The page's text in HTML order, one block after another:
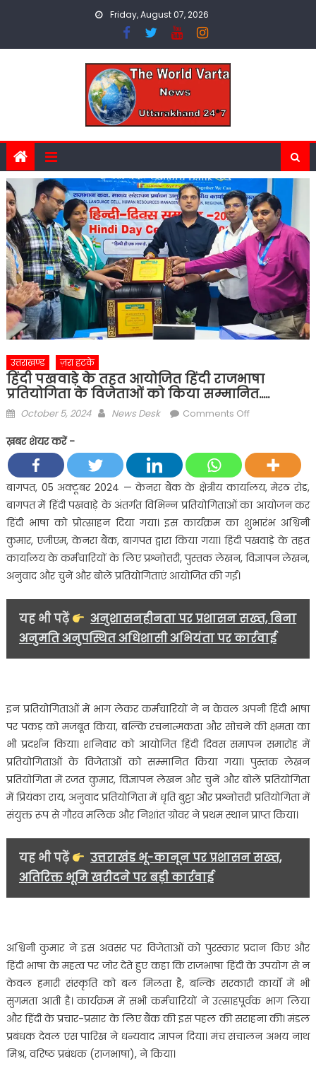
Friday, August 07, 2026
उत्तराखण्ड ज़रा हटके
हिंदी पखवाड़े के तहत आयोजित हिंदी राजभाषा
प्रतियोगिता के विजेताओं को किया सम्मानित…..
Posted
October 5, 2024 Author
News Desk Comments Offon
के
तहत
आयोजित
हिंदी
राजभाषा
प्रतियोगिता
के
सम्मानित…..
ख़बर शेयर करें -
बागपत, 05 अक्टूबर 2024 — केनरा बैंक के क्षेत्रीय कार्यालय, मेरठ रोड,
बागपत में हिंदी पखवाड़े के अंतर्गत विभिन्न प्रतियोगिताओं का आयोजन कर
हिंदी भाषा को प्रोत्साहन दिया गया। इस कार्यक्रम का शुभारंभ अश्विनी
कुमार, एजीएम, केनरा बैंक, बागपत द्वारा किया गया। हिंदी पखवाड़े के तहत
कार्यालय के कर्मचारियों के लिए प्रश्नोत्तरी, पुस्तक लेखन, विज्ञापन लेखन,
अनुवाद और चुनें और बोलें प्रतियोगिताएं आयोजित की गईं।
यह भी पढ़ें
अनुशासनहीनता पर प्रशासन सख्त, बिना
अनुमति अनुपस्थित अधिशासी अभियंता पर कार्रवाई
इन प्रतियोगिताओं में भाग लेकर कर्मचारियों ने न केवल अपनी हिंदी भाषा
पर पकड़ को मजबूत किया, बल्कि रचनात्मकता और सोचने की क्षमता का
भी प्रदर्शन किया। शनिवार को आयोजित हिंदी दिवस समापन समारोह में
प्रतियोगिताओं के विजेताओं को सम्मानित किया गया। पुस्तक लेखन
प्रतियोगिता में रजत कुमार, विज्ञापन लेखन और चुनें और बोलें प्रतियोगिता
में प्रियंका राय, अनुवाद प्रतियोगिता में धृति बुट्टा और प्रश्नोत्तरी प्रतियोगिता में
संयुक्त रूप से गौरव मलिक और निशांत ग्रोवर ने प्रथम स्थान प्राप्त किया।
यह भी पढ़ें
उत्तराखंड भू-कानून पर प्रशासन सख्त,
अतिरिक्त भूमि खरीदने पर बड़ी कार्रवाई
अश्विनी कुमार ने इस अवसर पर विजेताओं को पुरस्कार प्रदान किए और
हिंदी भाषा के महत्व पर जोर देते हुए कहा कि राजभाषा हिंदी के उपयोग से न
केवल हमारी संस्कृति को बल मिलता है, बल्कि सरकारी कार्यों में भी
सुगमता आती है। कार्यक्रम में सभी कर्मचारियों ने उत्साहपूर्वक भाग लिया
और हिंदी के प्रचार-प्रसार के लिए बैंक की इस पहल की सराहना की। मंडल
प्रबंधक देवल एस पारिख ने धन्यवाद ज्ञापन दिया। मंच संचालन अभय नाथ
मिश्र, वरिष्ठ प्रबंधक (राजभाषा), ने किया।